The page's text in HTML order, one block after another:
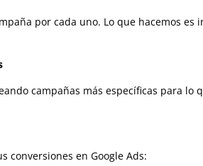
por cada uno. Lo que hacemos es
campañas más específicas para lo
conversiones en Google Ads: